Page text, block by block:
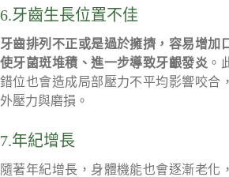
6.牙齒生長位置不佳
牙齒排列不正或是過於擁擠，容易增加
使牙菌斑堆積、進一步導致牙齦發炎 。
錯位也會造成局部壓力不平均影響咬合
外壓力與磨損。
7.年紀增長
隨著年紀增長，身體機能也會逐漸老化